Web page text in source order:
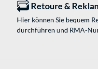
Retoure &
Hier können Sie bequem
durchführen und RMA-